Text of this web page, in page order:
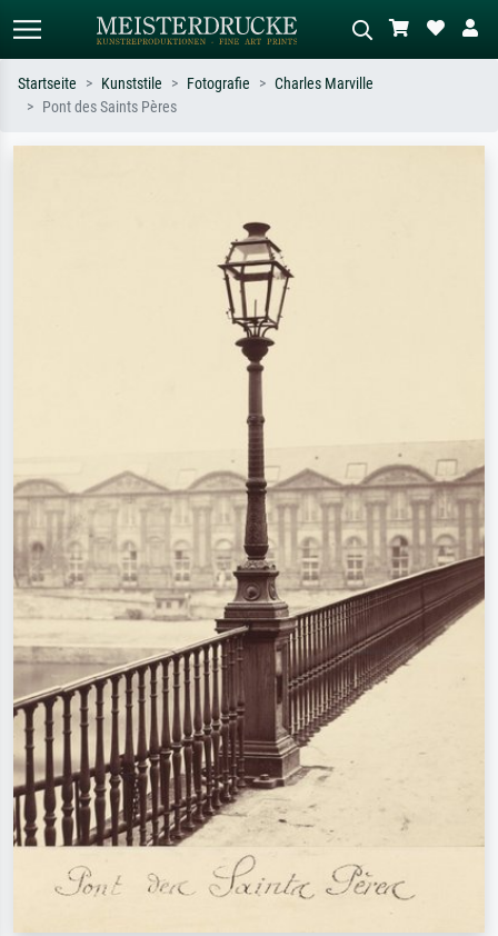
Startseite Kunststile Fotografie
Charles Marville
Pont des Saints Pères